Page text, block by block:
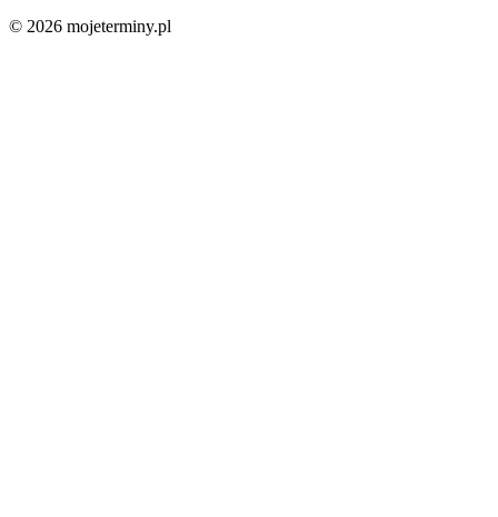
© 2026 mojeterminy.pl